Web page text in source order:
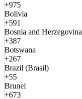
+975
Bolivia
+591
Bosnia and Herzegovina
+387
Botswana
+267
Brazil (Brasil)
+55
Brunei
+673